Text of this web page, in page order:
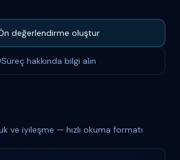
değerlendirme oluştur
Süreç hakkında bilgi alın
ve iyileşme — hızlı okuma formatı